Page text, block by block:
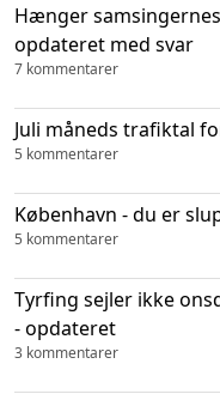
Hænger
opdateret med svar
7 kommentarer
Juli måneds trafiktal
5 kommentarer
København - du er
5 kommentarer
Tyrfing sejler ikke
- opdateret
3 kommentarer